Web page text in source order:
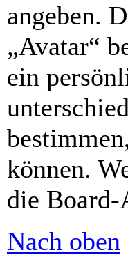
angeben.
„Avatar“
ein
können.
die Board-
Nach oben